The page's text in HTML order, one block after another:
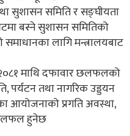
सुशासन समिति र सङ्घीयता
बस्ने सुशासन समितिको
लागि मन्त्रालयबाट
माथि दफावार छलफलको
पर्यटन तथा नागरिक उड्डयन
आयोजनाको प्रगति अवस्था,
छलफल हुनेछ